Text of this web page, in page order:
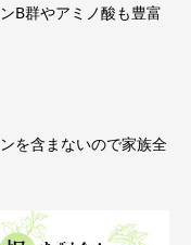
B群やアミノ酸も豊富
を含まないので家族全